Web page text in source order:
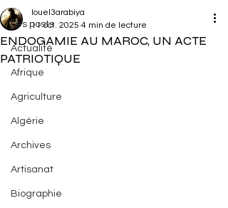
Les posts
Actualité
Afrique
Agriculture
Algérie
Archives
Artisanat
Biographie
ENDOGAMIE AU MAROC, UN ACTE
PATRIOTIQUE
louel3arabiya
11 oct. 2025 4 min de lecture